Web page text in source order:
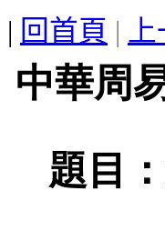
| 回首頁 | 上
中華周
題目：